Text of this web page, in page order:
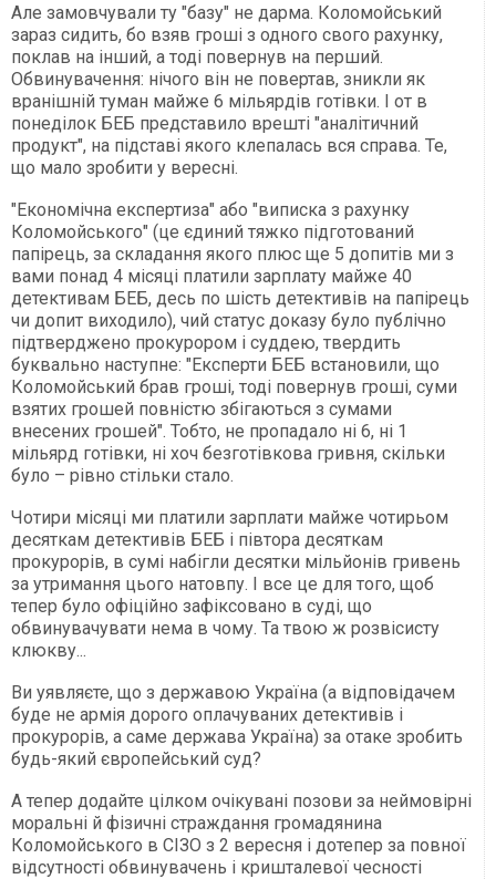
Але замовчували ту "базу" не дарма. Коломойський
зараз сидить, бо взяв гроші з одного свого рахунку,
поклав на інший, а тоді повернув на перший.
Обвинувачення: нічого він не повертав, зникли як
вранішній туман майже 6 мільярдів готівки. І от в
понеділок БЕБ представило врешті "аналітичний
продукт", на підставі якого клепалась вся справа. Те,
що мало зробити у вересні.
"Економічна експертиза" або "виписка з рахунку
Коломойського" (це єдиний тяжко підготований
папірець, за складання якого плюс ще 5 допитів ми з
вами понад 4 місяці платили зарплату майже 40
детективам БЕБ, десь по шість детективів на папірець
чи допит виходило), чий статус доказу було публічно
підтверджено прокурором і суддею, твердить
буквально наступне: "Експерти БЕБ встановили, що
Коломойський брав гроші, тоді повернув гроші, суми
взятих грошей повністю збігаються з сумами
внесених грошей". Тобто, не пропадало ні 6, ні 1
мільярд готівки, ні хоч безготівкова гривня, скільки
було – рівно стільки стало.
Чотири місяці ми платили зарплати майже чотирьом
десяткам детективів БЕБ і півтора десяткам
прокурорів, в сумі набігли десятки мільйонів гривень
за утримання цього натовпу. І все це для того, щоб
тепер було офіційно зафіксовано в суді, що
обвинувачувати нема в чому. Та твою ж розвісисту
клюкву...
Ви уявляєте, що з державою Україна (а відповідачем
буде не армія дорого оплачуваних детективів і
прокурорів, а саме держава Україна) за отаке зробить
будь-який європейський суд?
А тепер додайте цілком очікувані позови за неймовірні
моральні й фізичні страждання громадянина
Коломойського в СІЗО з 2 вересня і дотепер за повної
відсутності обвинувачень і кришталевої чесності